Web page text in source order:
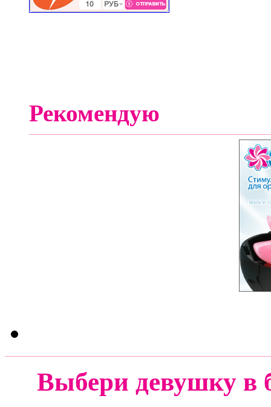
Рекомендую
Выбери девушку в